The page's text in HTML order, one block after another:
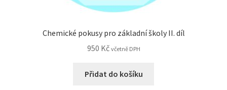
Chemické pokusy pro základní školy II. díl
950 Kč včetně DPH
Přidat do košíku